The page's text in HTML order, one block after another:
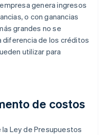
genera ingresos
o con ganancias
grandes no se
diferencia de los créditos
utilizar para
de costos
la Ley de Presupuestos